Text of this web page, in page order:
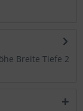
Breite Tiefe 2